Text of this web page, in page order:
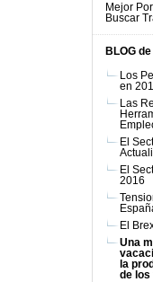
Mejor
Buscar
BLOG
Los
en
Las
El
El
2016
El
Una
la
de los